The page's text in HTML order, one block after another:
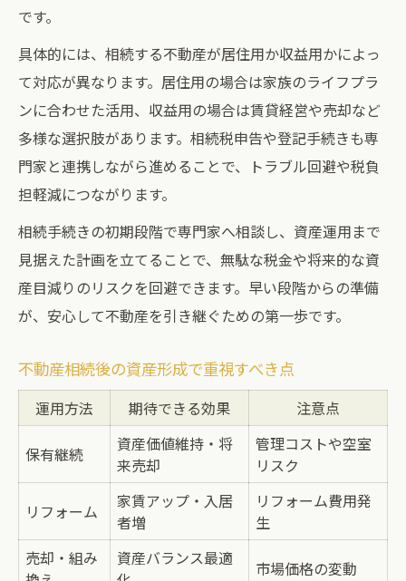
です。
具体的には、相続する不動産が居住用か収益用かによっ
て対応が異なります。居住用の場合は家族のライフプラ
ンに合わせた活用、収益用の場合は賃貸経営や売却など
多様な選択肢があります。相続税申告や登記手続きも専
門家と連携しながら進めることで、トラブル回避や税負
担軽減につながります。
相続手続きの初期段階で専門家へ相談し、資産運用まで
見据えた計画を立てることで、無駄な税金や将来的な資
産目減りのリスクを回避できます。早い段階からの準備
が、安心して不動産を引き継ぐための第一歩です。
不動産相続後の資産形成で重視すべき点
運用方法 期待できる効果 注意点
保有継続
資産価値維持・将
来売却
管理コストや空室
リスク
リフォーム
家賃アップ・入居
者増
リフォーム費用発
生
売却・組み
資産バランス最適
市場価格の変動